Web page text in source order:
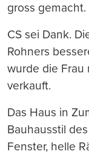
gross gemacht.
CS sei Dank.
Rohners
wurde die Frau
verkauft.
Das Haus in
Bauhausstil
Fenster, helle